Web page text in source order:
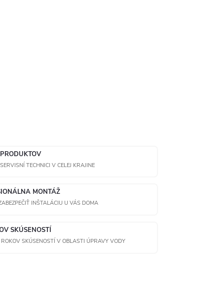
TECHNICI V CELEJ KRAJINE
MONTÁŽ
INŠTALÁCIU U VÁS DOMA
SKÚSENOSTÍ
SKÚSENOSTÍ V OBLASTI ÚPRAVY VODY